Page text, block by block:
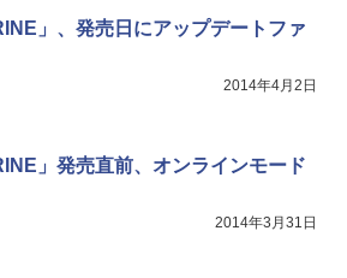
」、発売日にアップデートファ
2014年4月2日
」発売直前、オンラインモード
2014年3月31日